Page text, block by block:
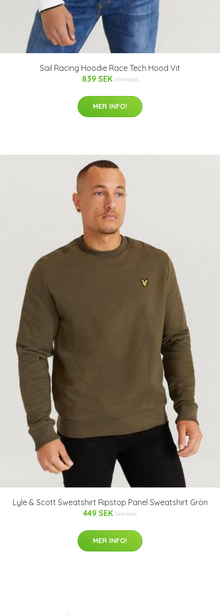
Sail Racing Hoodie Race Tech Hood Vit
839 SEK 1199 SEK
MER INFO!
Lyle & Scott Sweatshirt Ripstop Panel Sweatshirt Grön
449 SEK 749 SEK
MER INFO!